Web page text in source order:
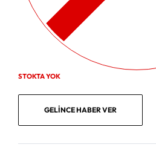
STOKTA YOK
GELINCE HABER VER